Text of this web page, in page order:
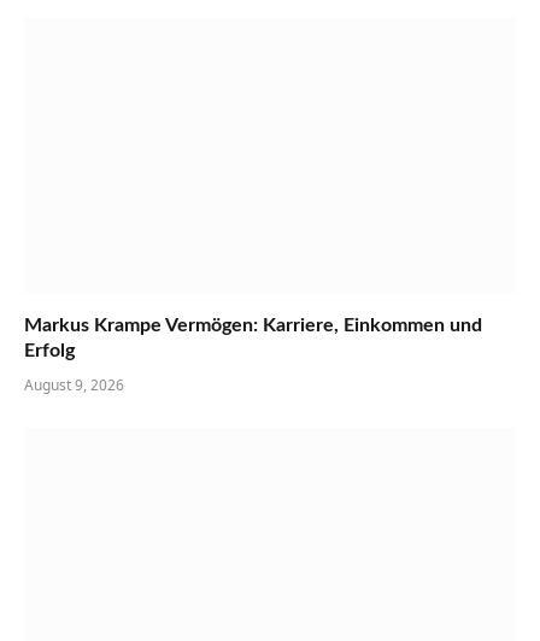
Markus Krampe Vermögen: Karriere, Einkommen und
Erfolg
August 9, 2026